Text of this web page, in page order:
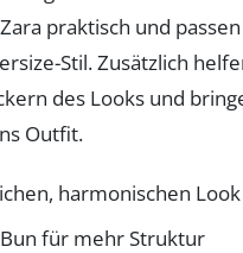
praktisch und passen
Stil. Zusätzlich
des Looks und
Outfit.
harmonischen Look
für mehr Struktur